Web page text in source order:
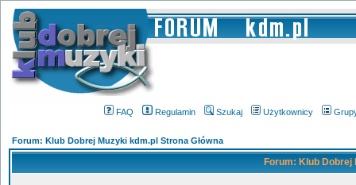
FAQ Regulamin Szukaj Użytkownicy
Forum: Klub Dobrej Muzyki kdm.pl Strona Główna
Forum: Klub